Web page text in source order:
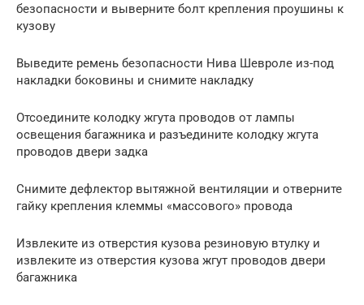
безопасности и выверните болт крепления проушины к
кузову
Выведите ремень безопасности Нива Шевроле из-под
накладки боковины и снимите накладку
Отсоедините колодку жгута проводов от лампы
освещения багажника и разъедините колодку жгута
проводов двери задка
Снимите дефлектор вытяжной вентиляции и отверните
гайку крепления клеммы «массового» провода
Извлеките из отверстия кузова резиновую втулку и
извлеките из отверстия кузова жгут проводов двери
багажника